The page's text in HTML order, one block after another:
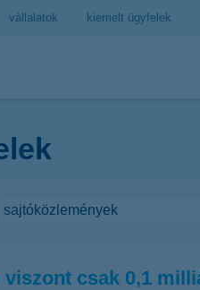
vállalatok kiemelt ügyfelek
csak 0,1